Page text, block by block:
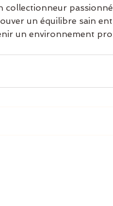
un équilibre sain
un environnement